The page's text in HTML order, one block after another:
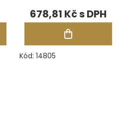
testery
Presidium
PDMT/PMT II
678,81 Kč
Kód: 14805